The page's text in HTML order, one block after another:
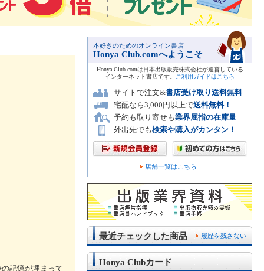
記憶が埋まって
本好きのためのオンライン書店
Honya Club.comへようこそ
Honya Club.comは日本出版販売株式会社が運営している
インターネット書店です。
ご利用ガイドはこちら
サイトで注文&書店受け取り送料無料
宅配なら3,000円以上で送料無料！
予約も取り寄せも業界屈指の在庫量
外出先でも検索や購入がカンタン！
店舗一覧はこちら
履歴を残さない
最近チェックした商品
Honya Clubカード